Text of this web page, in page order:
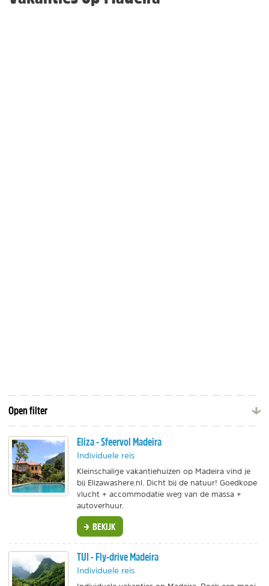
Open filter
Eliza - Sfeervol Madeira
Individuele reis
Kleinschalige vakantiehuizen op Madeira vind je
bij Elizawashere.nl. Dicht bij de natuur! Goedkope
vlucht + accommodatie weg van de massa +
autoverhuur.
BEKIJK
TUI - Fly-drive Madeira
Individuele reis